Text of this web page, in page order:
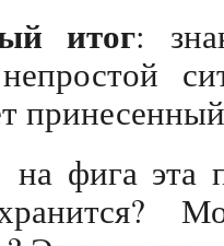
итог:
на фига эта